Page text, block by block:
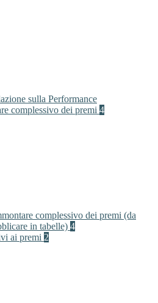
sulla Performance
complessivo dei premi 4
complessivo dei premi (da
in tabelle) 4
ai premi 2